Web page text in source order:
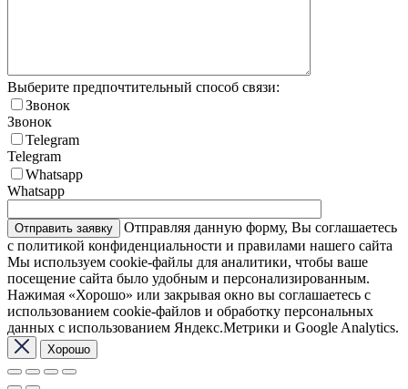
Выберите предпочтительный способ связи:
Звонок
Звонок
Telegram
Telegram
Whatsapp
Whatsapp
Отправляя данную форму, Вы соглашаетесь
с политикой конфиденциальности и правилами нашего сайта
Мы используем cookie-файлы для аналитики, чтобы ваше
посещение сайта было удобным и персонализированным.
Нажимая «Хорошо» или закрывая окно вы соглашаетесь с
использованием cookie-файлов и обработку персональных
данных с использованием Яндекс.Метрики и Google Analytics.
Хорошо